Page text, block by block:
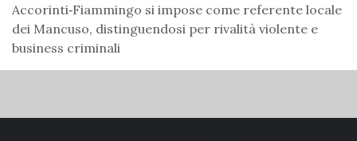
Accorinti‑Fiammingo si impose come referente locale
dei Mancuso, distinguendosi per rivalità violente e
business criminali